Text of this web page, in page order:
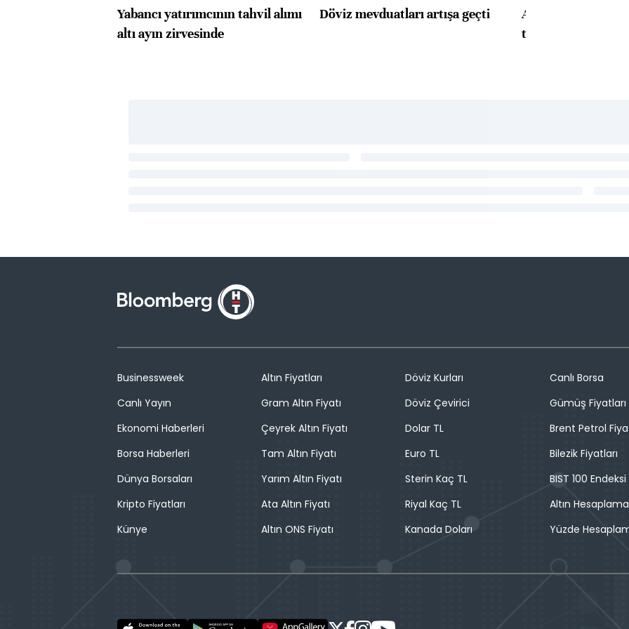
Yabancı yatırımcının tahvil alımı
altı ayın zirvesinde
Döviz mevduatları artışa geçti
ABD'de konut
toparlandı
Businessweek
Canlı Yayın
Ekonomi Haberleri
Borsa Haberleri
Dünya Borsaları
Kripto Fiyatları
Künye
Altın Fiyatları
Gram Altın Fiyatı
Çeyrek Altın Fiyatı
Tam Altın Fiyatı
Yarım Altın Fiyatı
Ata Altın Fiyatı
Altın ONS Fiyatı
Döviz Kurları
Döviz Çevirici
Dolar TL
Euro TL
Sterin Kaç TL
Riyal Kaç TL
Kanada Doları
Canlı Borsa
Gümüş Fiyatları
Brent Petrol
Bilezik Fiyatları
BIST 100 Endeksi
Altın Hesaplama
Yüzde